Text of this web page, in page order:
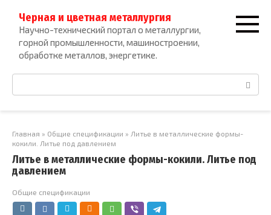
контенту
Черная и цветная металлургия
Научно-технический портал о металлургии,
горной промышленности, машиностроении,
обработке металлов, энергетике.
Поиск:
Главная » Общие спецификации » Литье в металлические формы-
кокили. Литье под давлением
Литье в металлические формы-кокили. Литье под
давлением
Общие спецификации